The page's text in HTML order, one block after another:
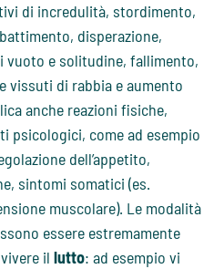
di incredulità, stordimento,
disperazione,
vuoto e solitudine, fallimento,
vissuti di rabbia e aumento
anche reazioni fisiche,
psicologici, come ad esempio
dell’appetito,
sintomi somatici (es.
muscolare). Le modalità
essere estremamente
illutto: ad esempio vi